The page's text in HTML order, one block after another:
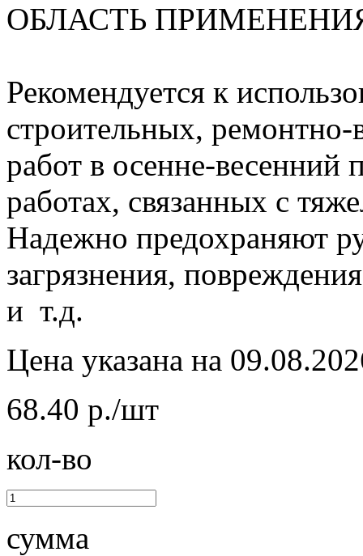
ОБЛАСТЬ
Рекомендуется к
строительных, ремонтно-
работ в осенне-весенний
работах, связанных с
Надежно предохраняют
загрязнения,
и т.д.
Цена указана на
68.40 р./шт
кол-во
сумма